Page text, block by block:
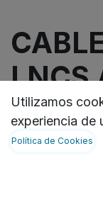
LNCS
LNCS to RD
VER FICHA
https://
Not
Utilizamos
experiencia de
Política de Cookies